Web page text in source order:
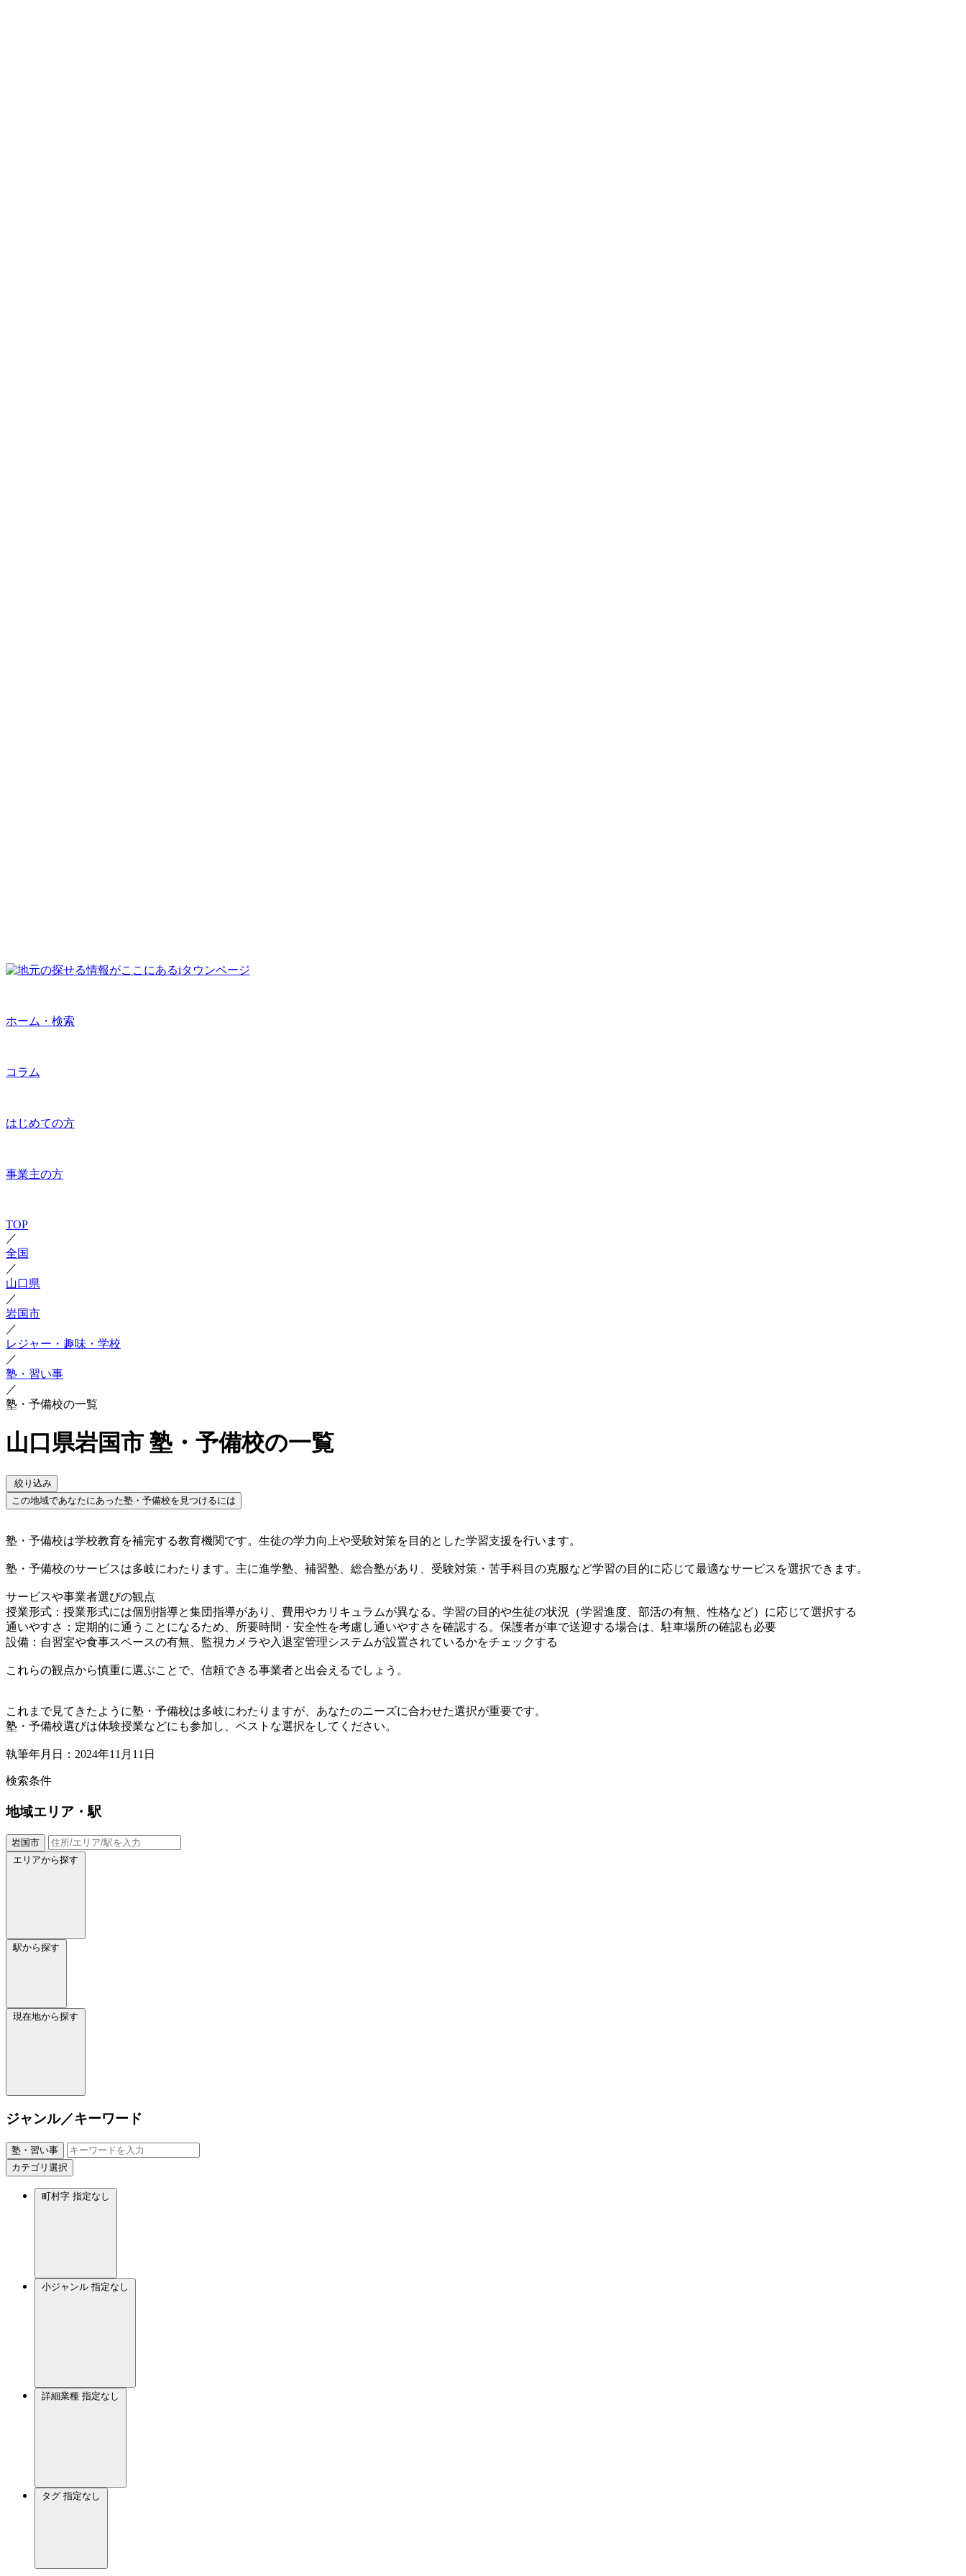
ホーム・検索
コラム
はじめての方
事業主の方
TOP
／
全国
／
山口県
／
岩国市
／
レジャー・趣味・学校
／
塾・習い事
／
塾・予備校の一覧
山口県岩国市 塾・予備校の一覧
絞り込み
この地域であなたにあった塾・予備校を見つけるには
塾・予備校は学校教育を補完する教育機関です。生徒の学力向上や受験対策を目的とした学習支援を行います。
塾・予備校のサービスは多岐にわたります。主に進学塾、補習塾、総合塾があり、受験対策・苦手科目の克服など学習の目的に応じて最適なサービスを選択できます。
サービスや事業者選びの観点
授業形式：授業形式には個別指導と集団指導があり、費用やカリキュラムが異なる。学習の目的や生徒の状況（学習進度、部活の有無、性格など）に応じて選択する
通いやすさ：定期的に通うことになるため、所要時間・安全性を考慮し通いやすさを確認する。保護者が車で送迎する場合は、駐車場所の確認も必要
設備：自習室や食事スペースの有無、監視カメラや入退室管理システムが設置されているかをチェックする
これらの観点から慎重に選ぶことで、信頼できる事業者と出会えるでしょう。
これまで見てきたように塾・予備校は多岐にわたりますが、あなたのニーズに合わせた選択が重要です。
塾・予備校選びは体験授業などにも参加し、ベストな選択をしてください。
執筆年月日：2024年11月11日
検索条件
地域エリア・駅
岩国市
エリアから探す
駅から探す
現在地から探す
ジャンル／キーワード
塾・習い事
カテゴリ選択
町村字 指定なし
小ジャンル 指定なし
詳細業種 指定なし
タグ 指定なし